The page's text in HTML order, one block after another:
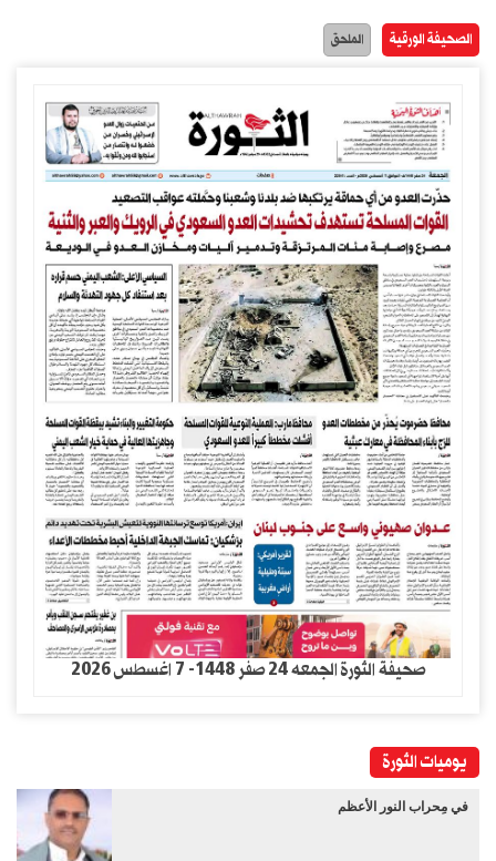
الصحيفة الورقية الملحق
صحيفة الثورة الجمعه 24 صفر 1448- 7 اغسطس 2026
يوميات الثورة
في مِحراب النور الأعظم